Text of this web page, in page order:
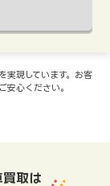
実現しています。お客
安心ください。
買取は